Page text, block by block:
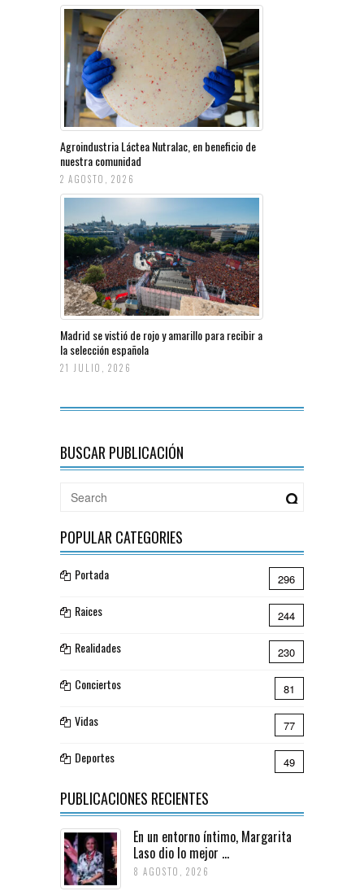
Agroindustria Láctea Nutralac, en beneficio de
nuestra comunidad
2 AGOSTO, 2026
Madrid se vistió de rojo y amarillo para recibir a
la selección española
21 JULIO, 2026
BUSCAR PUBLICACIÓN
POPULAR CATEGORIES
Portada 296
Raices 244
Realidades 230
Conciertos 81
Vidas 77
Deportes 49
PUBLICACIONES RECIENTES
En un entorno íntimo, Margarita
Laso dio lo mejor ...
8 AGOSTO, 2026